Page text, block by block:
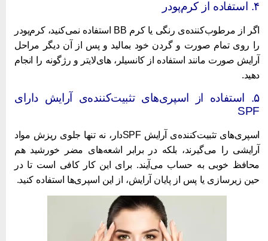
اگر از مرطوب‌کننده‌ی رنگی یا کرم BB استفاده نمی‌کنید، کر‌م‌پودر
روی تمام صورت و گردن خود بمالید و پس از آن دیگر مراحل
صورت مانند استفاده از کانسیلر، های‌لایتر و رژگونه را انجام
۵. استفاده از اسپری‌های تثبیت‌کننده‌ی آرایش دارای
اسپری‌های تثبیت‌کننده‌ی آرایش SPFدار، نه تنها جلوی ریزش مواد
را می‌گیرند، بلکه در برابر اشعه‌های مضر خورشید هم
خوبی به حساب می‌آیند. برای این کار کافی است تا در
زیرسازی یا پس از پایان آرایش، از این اسپری‌ها استفاده کنید.